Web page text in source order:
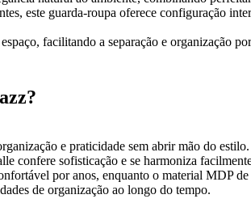
este guarda-roupa oferece configuração
facilitando a separação e organização
e praticidade sem abrir mão do
sofisticação e se harmoniza
por anos, enquanto o material MDP
de organização ao longo do tempo.